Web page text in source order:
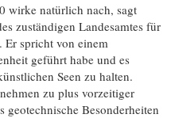
wirke natürlich nach, sagt
zuständigen Landesamtes für
Er spricht von einem
geführt habe und es
Seen zu halten.
zu plus vorzeitiger
geotechnische Besonderheiten